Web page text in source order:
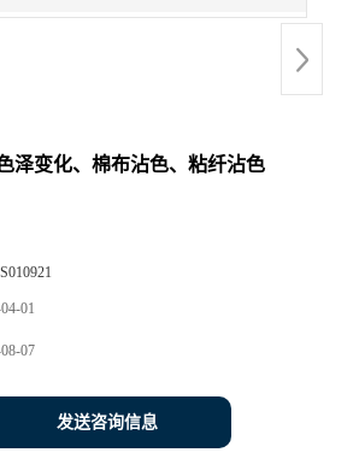
泽变化、棉布沾色、粘纤沾色
01
07
发送咨询信息